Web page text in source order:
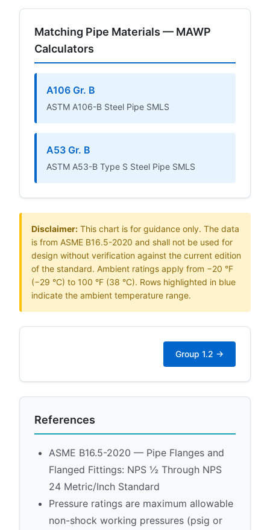
Matching Pipe Materials — MAWP
Calculators
A106 Gr. B
ASTM A106-B Steel Pipe SMLS
A53 Gr. B
ASTM A53-B Type S Steel Pipe SMLS
Disclaimer: This chart is for guidance only. The data
is from ASME B16.5-2020 and shall not be used for
design without verification against the current edition
of the standard. Ambient ratings apply from −20 °F
(−29 °C) to 100 °F (38 °C). Rows highlighted in blue
indicate the ambient temperature range.
Group 1.2 →
References
ASME B16.5-2020 — Pipe Flanges and
Flanged Fittings: NPS ½ Through NPS
24 Metric/Inch Standard
Pressure ratings are maximum allowable
non-shock working pressures (psig or